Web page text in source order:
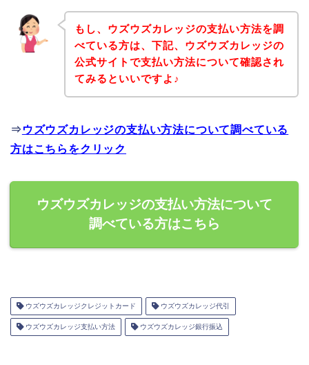
もし、ウズウズカレッジの支払い方法を調
べている方は、下記、ウズウズカレッジの
公式サイトで支払い方法について確認され
てみるといいですよ♪
⇒ ウズウズカレッジの支払い方法について調べている
方はこちらをクリック
ウズウズカレッジの支払い方法について
調べている方はこちら
ウズウズカレッジクレジットカード ウズウズカレッジ代引
ウズウズカレッジ支払い方法 ウズウズカレッジ銀行振込